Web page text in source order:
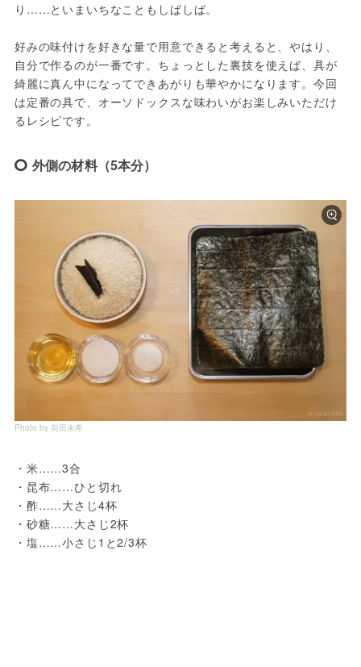
り……といまいちなこともしばしば。
好みの味付けを好きな量で用意できると考えると、やはり、
自分で作るのが一番です。ちょっとした裏技を使えば、具が
綺麗に真ん中になってできあがりも華やかになります。今回
は定番の具で、オーソドックスな味わいがお楽しみいただけ
るレシピです。
外側の材料（5本分）
Photo by 前田未希
・米……3合
・昆布……ひと切れ
・酢……大さじ4杯
・砂糖……大さじ2杯
・塩……小さじ1と2/3杯